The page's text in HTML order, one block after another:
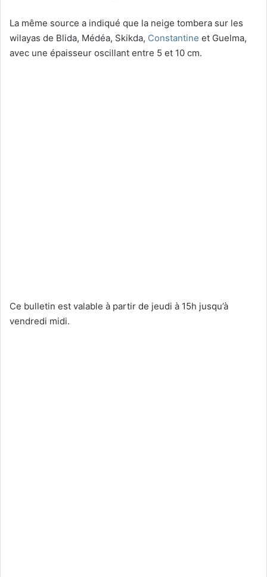
La même source a indiqué que la neige tombera sur les
wilayas de Blida, Médéa, Skikda, Constantine et Guelma,
avec une épaisseur oscillant entre 5 et 10 cm.
Ce bulletin est valable à partir de jeudi à 15h jusqu’à
vendredi midi.